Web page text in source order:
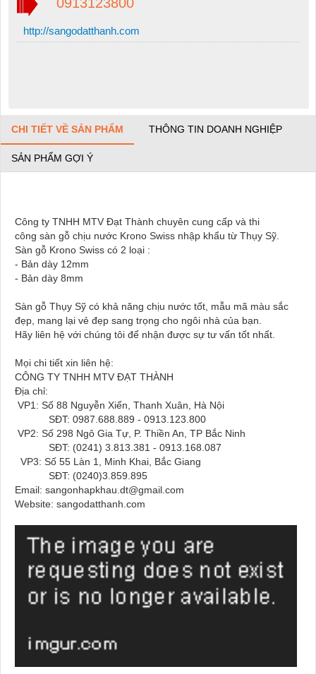
http://sangodatthanh.com
CHI TIẾT VỀ SẢN PHẨM THÔNG TIN DOANH NGHIỆP
SẢN PHẨM GỢI Ý
Công ty TNHH MTV Đạt Thành chuyên cung cấp và thi
công sàn gỗ chịu nước Krono Swiss nhập khẩu từ Thụy Sỹ.
Sàn gỗ Krono Swiss có 2 loại :
- Bản dày 12mm
- Bản dày 8mm
Sàn gỗ Thụy Sỹ có khả năng chịu nước tốt, mẫu mã màu sắc
đẹp, mang lại vẻ đẹp sang trọng cho ngôi nhà của bạn.
Hãy liên hệ với chúng tôi để nhận được sự tư vấn tốt nhất.
Mọi chi tiết xin liên hệ:
CÔNG TY TNHH MTV ĐẠT THÀNH
Địa chỉ:
VP1: Số 88 Nguyễn Xiển, Thanh Xuân, Hà Nội
SĐT: 0987.688.889 - 0913.123.800
VP2: Số 298 Ngô Gia Tự, P. Thiền An, TP Bắc Ninh
SĐT: (0241) 3.813.381 - 0913.168.087
VP3: Số 55 Làn 1, Minh Khai, Bắc Giang
SĐT: (0240)3.859.895
Email: sangonhapkhau.dt@gmail.com
Website: sangodatthanh.com